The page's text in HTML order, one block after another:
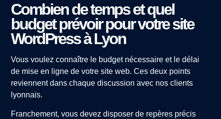
Combien de temps et quel
budget prévoir pour votre site
WordPress à Lyon
Vous voulez connaître le budget nécessaire et le délai
de mise en ligne de votre site web. Ces deux points
reviennent dans chaque discussion avec nos clients
lyonnais.
Franchement, vous devez disposer de repères précis